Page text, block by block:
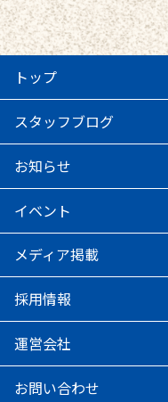
トップ
スタッフブログ
お知らせ
イベント
メディア掲載
採用情報
運営会社
お問い合わせ